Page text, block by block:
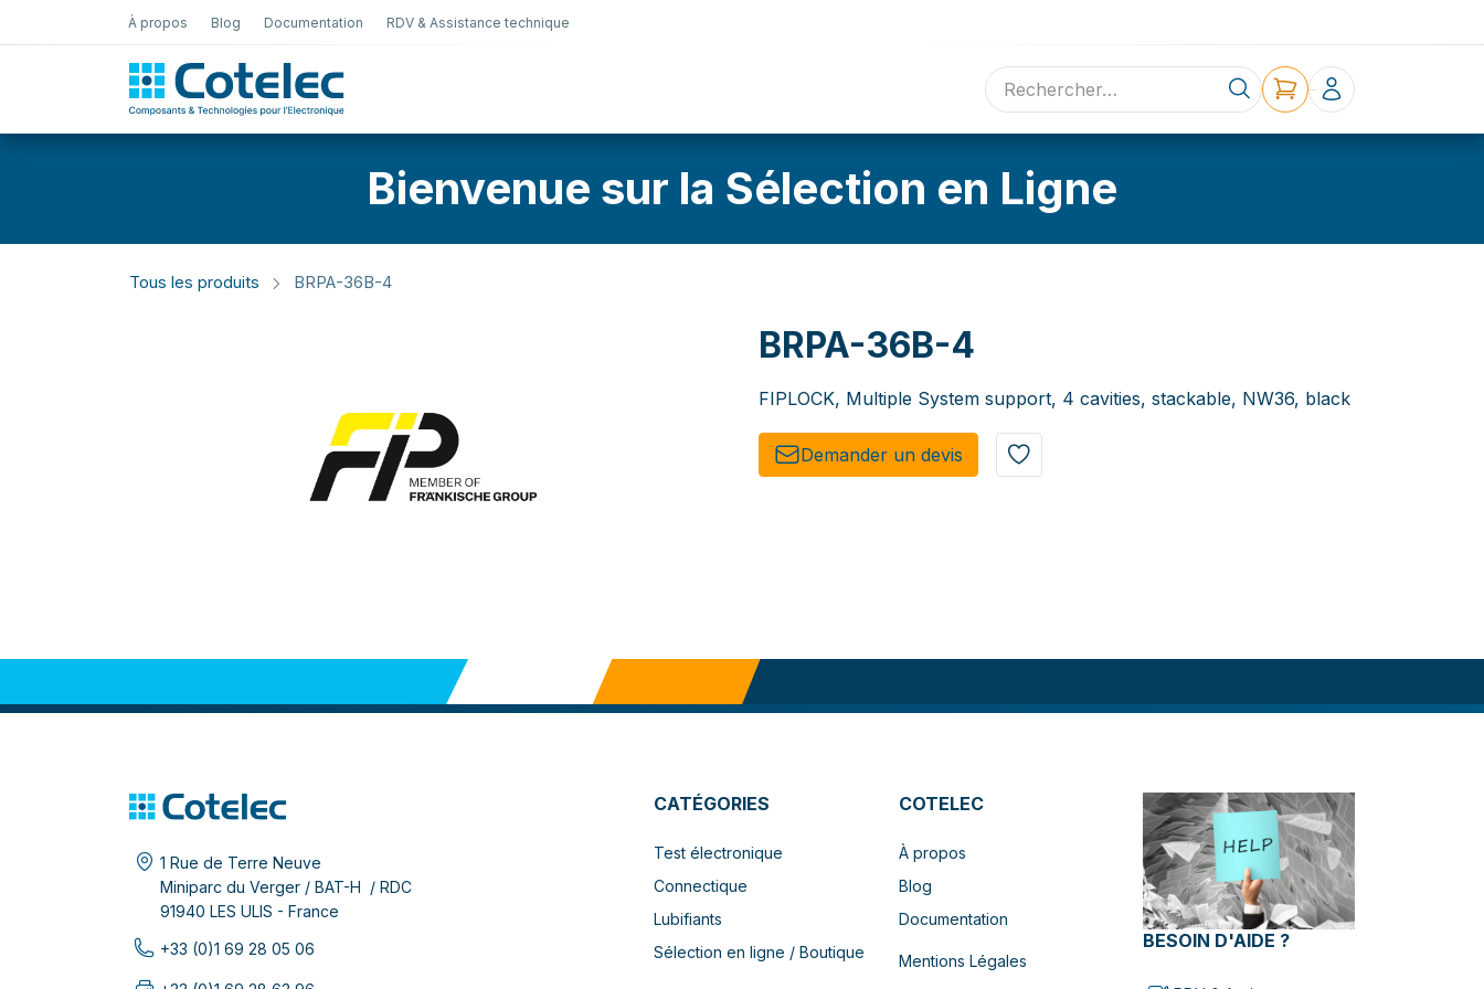
À propos Blog Documentation RDV & Assistance technique
Sélection en ligne Contact
Bienvenue sur la Sélection en Ligne
Tous les produits BRPA-36B-4
BRPA-36B-4
FIPLOCK, Multiple System support, 4 cavities, stackable, NW36, black
Demander un de​​vis​​
1 Rue de Terre Neuve
Miniparc du Verger / BAT-H / RDC
91940 LES ULIS - France
+33 (0)1 69 28 05 06
CATÉGORIES
Test électronique
Connectique
Lubifiants
Sélection en ligne / Boutique
COTELEC
À propos
Blog
Documentation
Mentions Légales
BESOIN D'AIDE ?